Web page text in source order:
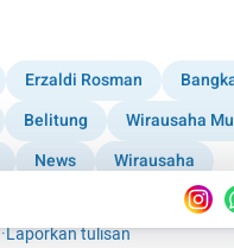
Erzaldi Rosman
Belitung
Wirausaha
News
Wirausaha
Sandiaga
·Laporkan tulisan